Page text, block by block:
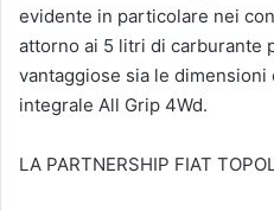
evidente in particolare nei
attorno ai 5 litri di carburante
vantaggiose sia le
integrale All Grip 4Wd.
LA PARTNERSHIP FIAT